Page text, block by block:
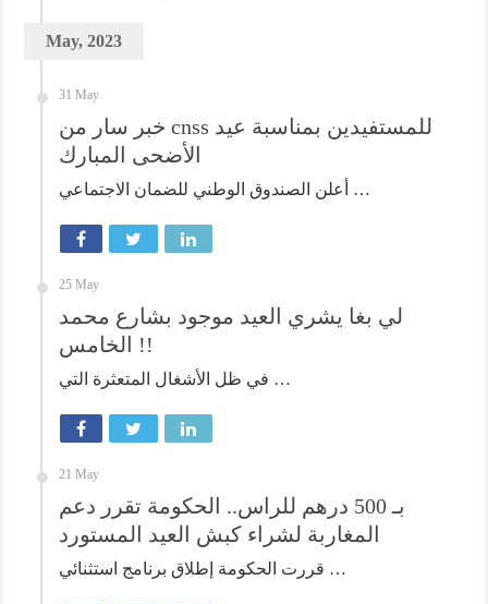
May, 2023
31 May
خبر سار من cnss للمستفيدين بمناسبة عيد
الأضحى المبارك
أعلن الصندوق الوطني للضمان الاجتماعي …
25 May
لي بغا يشري العيد موجود بشارع محمد
الخامس !!
في ظل الأشغال المتعثرة التي …
21 May
بـ 500 درهم للراس.. الحكومة تقرر دعم
المغاربة لشراء كبش العيد المستورد
قررت الحكومة إطلاق برنامج استثنائي …